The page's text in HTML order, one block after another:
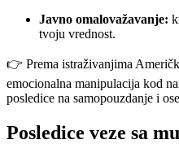
Javno omalovažavanje:
tvoju vrednost.
👉 Prema istraživanjima
emocionalna manipulacija kod
posledice na samopouzdanje i
Posledice veze sa